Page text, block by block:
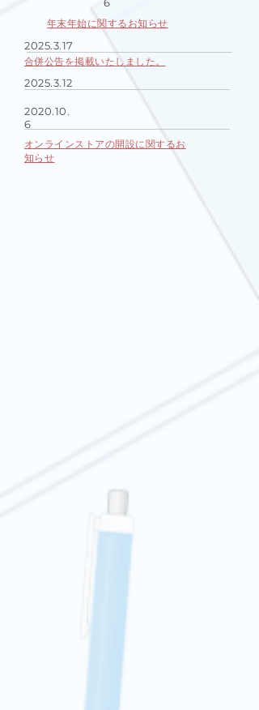
​年末年始に関するお知らせ
​2025.3.17
合併公告を掲載いたしました。
​2025.3.12
2020.10.
6
オンラインストアの開設に関するお
知らせ